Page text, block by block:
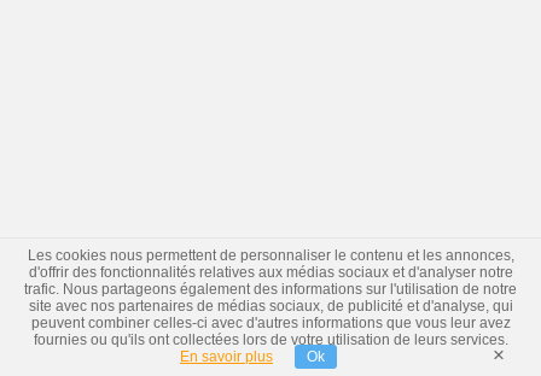
Les cookies nous permettent de personnaliser le contenu et les annonces,
d'offrir des fonctionnalités relatives aux médias sociaux et d'analyser notre
trafic. Nous partageons également des informations sur l'utilisation de notre
site avec nos partenaires de médias sociaux, de publicité et d'analyse, qui
peuvent combiner celles-ci avec d'autres informations que vous leur avez
fournies ou qu'ils ont collectées lors de votre utilisation de leurs services.
En savoir plus
Ok ×